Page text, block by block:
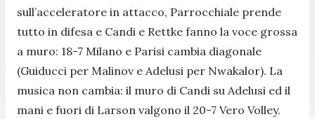
sull’acceleratore in attacco, Parrocchiale prende
tutto in difesa e Candi e Rettke fanno la voce grossa
a muro: 18-7 Milano e Parisi cambia diagonale
(Guiducci per Malinov e Adelusi per Nwakalor). La
musica non cambia: il muro di Candi su Adelusi ed il
mani e fuori di Larson valgono il 20-7 Vero Volley.